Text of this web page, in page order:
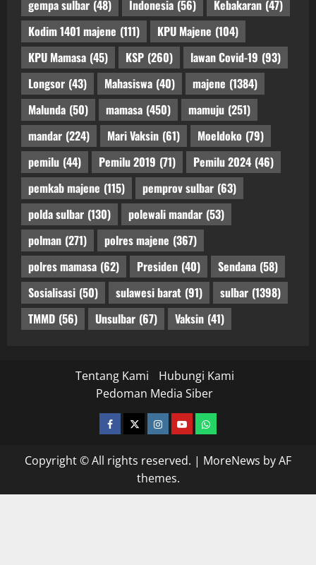
gempa sulbar (48) Indonesia (56) Kebakaran (47)
Kodim 1401 majene (111) KPU Majene (104)
KPU Mamasa (45) KSP (260) lawan Covid-19 (93)
Longsor (43) Mahasiswa (40) majene (1384)
Malunda (50) mamasa (450) mamuju (251)
mandar (224) Mari Vaksin (61) Moeldoko (79)
pemilu (44) Pemilu 2019 (71) Pemilu 2024 (46)
pemkab majene (115) pemprov sulbar (63)
polda sulbar (130) polewali mandar (53)
polman (271) polres majene (367)
polres mamasa (62) Presiden (40) Sendana (58)
Sosialisasi (50) sulawesi barat (91) sulbar (1398)
TMMD (56) Unsulbar (67) Vaksin (41)
Tentang Kami
Hubungi Kami
Pedoman Media Siber
facebooktwitterinstagram.com
youtubewhatsapp
Copyright © All rights reserved. | MoreNews by AF
themes.